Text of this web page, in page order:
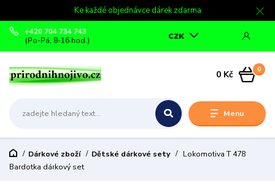
Ke každé objednávce dárek zdarma
Menu
CZK
+420 704 734 743
(Po-Pá, 8-16 hod.)
0
0 Kč
Dárkové zboží Dětské dárkové sety
Lokomotiva T 478
Bardotka dárkový set